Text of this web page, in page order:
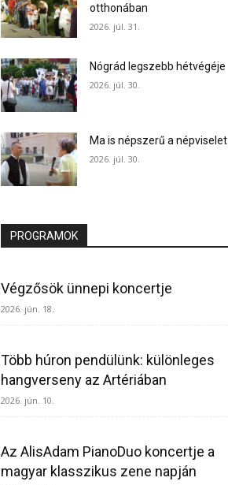
otthonában
2026. júl. 31.
Nógrád legszebb hétvégéje
2026. júl. 30.
Ma is népszerű a népviselet
2026. júl. 30.
PROGRAMOK
Végzősök ünnepi koncertje
2026. jún. 18.
Több húron pendülünk: különleges
hangverseny az Artériában
2026. jún. 10.
Az AlisAdam PianoDuo koncertje a
magyar klasszikus zene napján